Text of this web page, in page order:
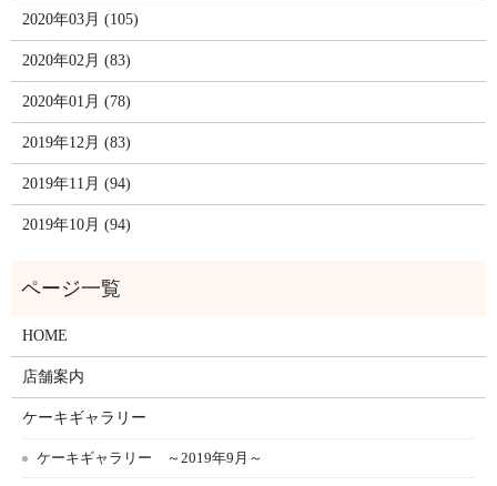
2020年03月 (105)
2020年02月 (83)
2020年01月 (78)
2019年12月 (83)
2019年11月 (94)
2019年10月 (94)
HOME
店舗案内
ケーキギャラリー
ケーキギャラリー ～2019年9月～